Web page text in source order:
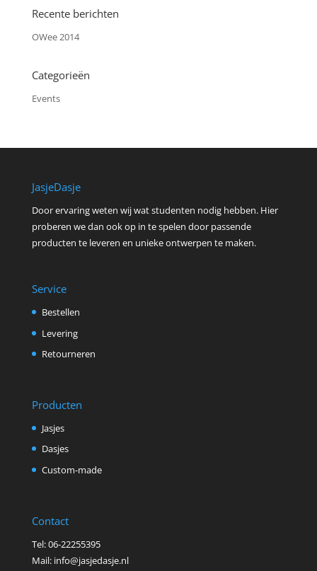
Recente berichten
OWee 2014
Categorieën
Events
JasjeDasje
Door ervaring weten wij wat studenten nodig hebben. Hier
proberen we dan ook op in te spelen door passende
producten te leveren en unieke ontwerpen te maken.
Service
Bestellen
Levering
Retourneren
Producten
Jasjes
Dasjes
Custom-made
Contact
Tel: 06-22255395
Mail: info@jasjedasje.nl